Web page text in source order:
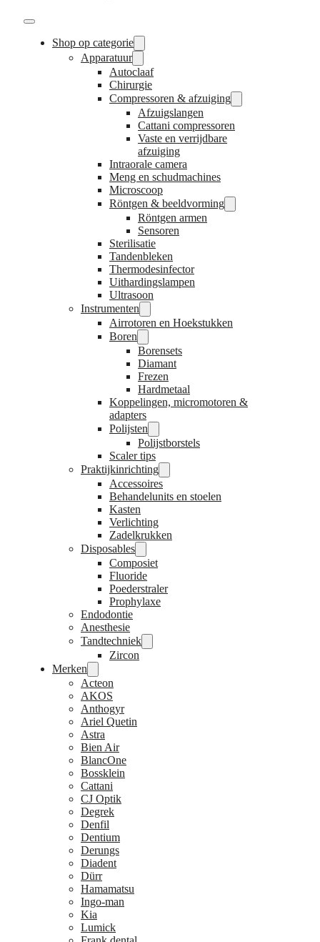
Shop op categorie
Apparatuur
Autoclaaf
Chirurgie
Compressoren & afzuiging
Afzuigslangen
Cattani compressoren
Vaste en verrijdbare
afzuiging
Intraorale camera
Meng en schudmachines
Microscoop
Röntgen & beeldvorming
Röntgen armen
Sensoren
Sterilisatie
Tandenbleken
Thermodesinfector
Uithardingslampen
Ultrasoon
Instrumenten
Airrotoren en Hoekstukken
Boren
Borensets
Diamant
Frezen
Hardmetaal
Koppelingen, micromotoren &
adapters
Polijsten
Polijstborstels
Scaler tips
Praktijkinrichting
Accessoires
Behandelunits en stoelen
Kasten
Verlichting
Zadelkrukken
Disposables
Composiet
Fluoride
Poederstraler
Prophylaxe
Endodontie
Anesthesie
Tandtechniek
Zircon
Merken
Acteon
AKOS
Anthogyr
Ariel Quetin
Astra
Bien Air
BlancOne
Bossklein
Cattani
CJ Optik
Degrek
Denfil
Dentium
Derungs
Diadent
Dürr
Hamamatsu
Ingo-man
Kia
Lumick